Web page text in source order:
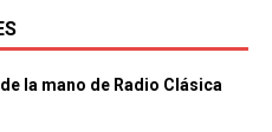
la mano de Radio Clásica